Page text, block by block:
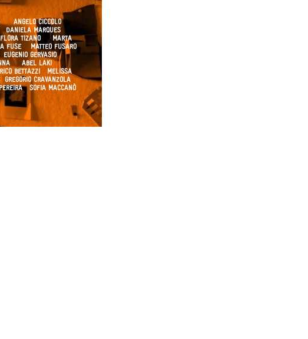
ANGELO CICCOLO
DANIELA MARQUES
TIZANO MARTA
FUSE MATTEO FUSARO
GERVASIO
PENNA ABEL LAKI
BETTAZZI MELISSA
CRAVANZOLA
SOFIA MACCANÒ